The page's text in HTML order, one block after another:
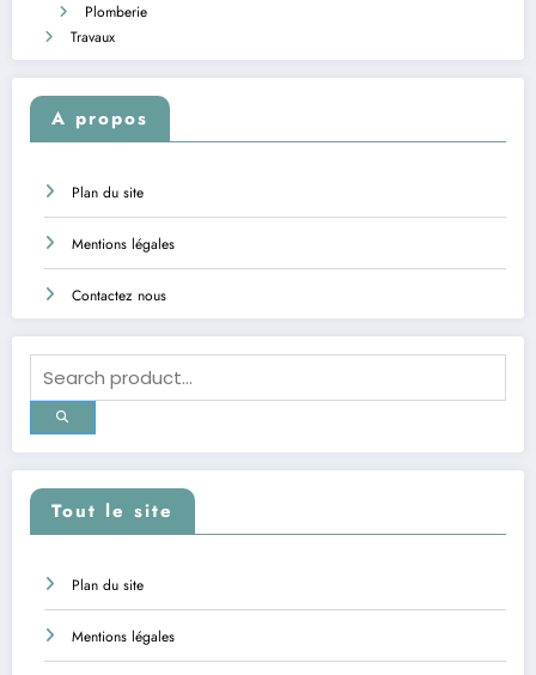
Plomberie
Travaux
A propos
Plan du site
Mentions légales
Contactez nous
Tout le site
Plan du site
Mentions légales